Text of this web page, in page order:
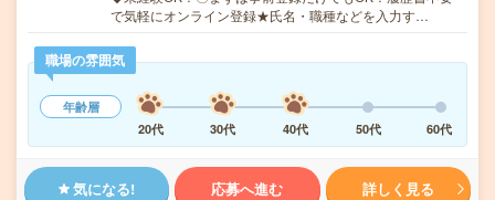
で気軽にオンライン登録★氏名・職種などを入力す…
職場の雰囲気
年齢層
20代
30代 40代 50代 60代
気になる! 応募へ進む 詳しく見る